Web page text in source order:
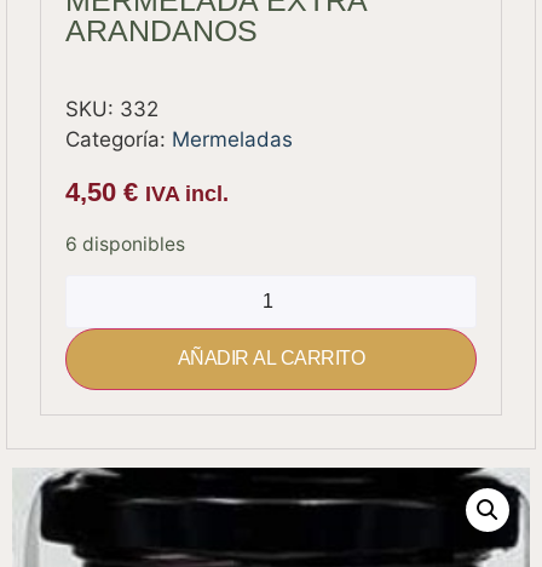
ARANDANOS
SKU: 332
Categoría: Mermeladas
4,50€ IVA incl.
6 disponibles
AÑADIR AL CARRITO